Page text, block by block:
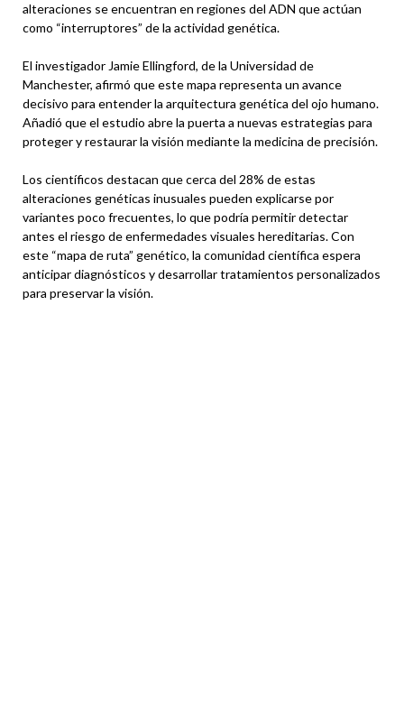
alteraciones se encuentran en regiones del ADN que actúan
como “interruptores” de la actividad genética.
El investigador Jamie Ellingford, de la Universidad de
Manchester, afirmó que este mapa representa un avance
decisivo para entender la arquitectura genética del ojo humano.
Añadió que el estudio abre la puerta a nuevas estrategias para
proteger y restaurar la visión mediante la medicina de precisión.
Los científicos destacan que cerca del 28% de estas
alteraciones genéticas inusuales pueden explicarse por
variantes poco frecuentes, lo que podría permitir detectar
antes el riesgo de enfermedades visuales hereditarias. Con
este “mapa de ruta” genético, la comunidad científica espera
anticipar diagnósticos y desarrollar tratamientos personalizados
para preservar la visión.